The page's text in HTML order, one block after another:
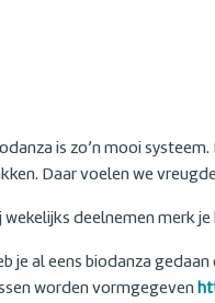
is zo’n mooi
Daar voelen we
wekelijks deelnemen merk
je al eens biodanza
worden vormgegeven